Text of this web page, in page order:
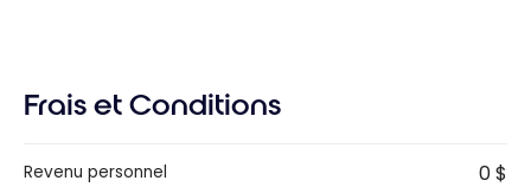
Frais et Conditions
Revenu personnel 0 $